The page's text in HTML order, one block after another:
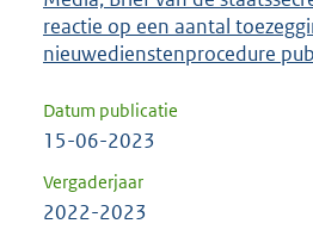
reactie op een aantal
nieuwedienstenprocedure
Datum publicatie
15-06-2023
Vergaderjaar
2022-2023